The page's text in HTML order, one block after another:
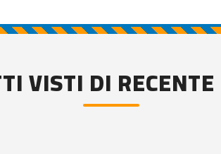
VISTI DI RECENTE